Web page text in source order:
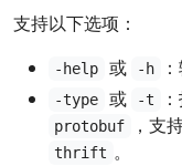
支持以下选项：
-help 或 -h
-type 或 -t
protobuf ，支
thrift 。